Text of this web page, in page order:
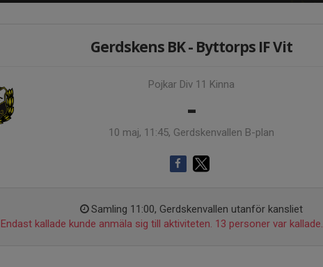
Gerdskens BK - Byttorps IF Vit
Pojkar Div 11 Kinna
-
10 maj, 11:45, Gerdskenvallen B-plan
Samling 11:00, Gerdskenvallen utanför kansliet
Endast kallade kunde anmäla sig till aktiviteten. 13 personer var kallade.